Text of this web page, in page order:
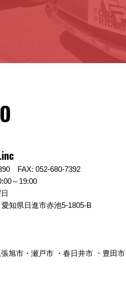
FAX: 052-680-7392
～19:00
愛知県日進市赤池5-1805-B
旭市・ 瀬戸市・ 春日井市・ 豊田市